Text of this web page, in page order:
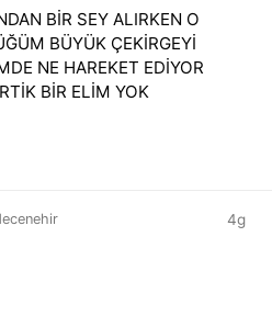
BİR SEY ALIRKEN O
BÜYÜK ÇEKİRGEYİ
NE HAREKET EDİYOR
BİR ELİM YOK
4g